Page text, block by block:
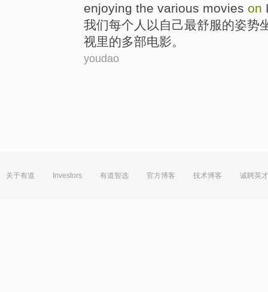
enjoying the various movies on
我们每个人 以自己最舒服的姿势
视里的多部电影。
youdao
关于有道 Investors 有道智选 官方博客 技术博客 诚聘英才